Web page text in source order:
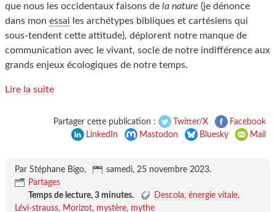
que nous les occidentaux faisons de la nature (je dénonce
dans mon essai les archétypes bibliques et cartésiens qui
sous-tendent cette attitude), déplorent notre manque de
communication avec le vivant, socle de notre indifférence aux
grands enjeux écologiques de notre temps.
Lire la suite
Partager cette publication : Twitter/X
Facebook
LinkedIn
Mastodon Bluesky Mail
Par Stéphane Bigo, samedi, 25 novembre 2023.
Partages
Temps de lecture, 3 minutes. Descola énergie vitale
Lévi-strauss
Morizot mystère mythe